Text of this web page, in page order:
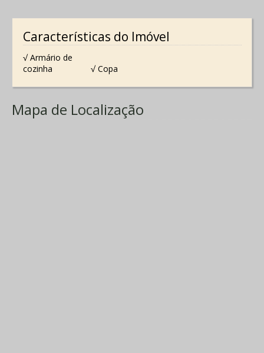
Características do Imóvel
√ Armário de
cozinha
√ Copa
Mapa de Localização